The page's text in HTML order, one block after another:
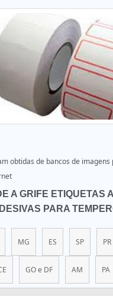
obtidas de bancos de imagens
A GRIFE ETIQUETAS
PARA
MG ES SP PR
GO e DF AM PA